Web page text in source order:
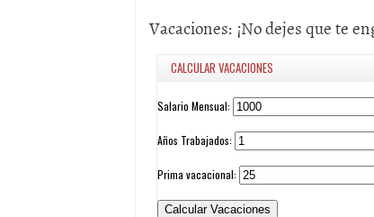
Vacaciones: ¡No dejes que te